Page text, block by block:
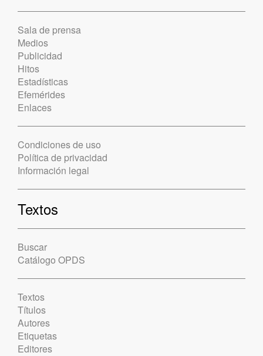
Sala de prensa
Medios
Publicidad
Hitos
Estadísticas
Efemérides
Enlaces
Condiciones de uso
Política de privacidad
Información legal
Textos
Buscar
Catálogo OPDS
Textos
Títulos
Autores
Etiquetas
Editores